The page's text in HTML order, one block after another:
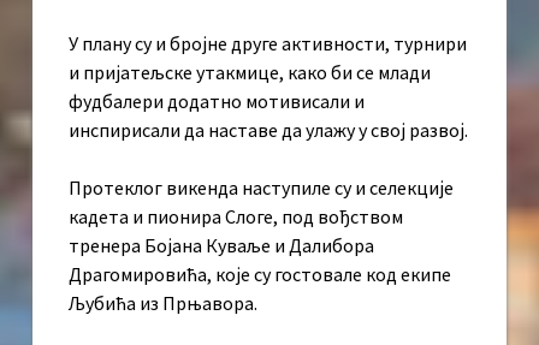
У плану су и бројне друге активности, турнири
и пријатељске утакмице, како би се млади
фудбалери додатно мотивисали и
инспирисали да наставе да улажу у свој развој.
Протеклог викенда наступиле су и селекције
кадета и пионира Слоге, под вођством
тренера Бојана Куваље и Далибора
Драгомировића, које су гостовале код екипе
Љубића из Прњавора.